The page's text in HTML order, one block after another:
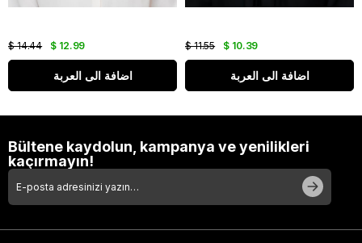
$ 12.99
$ 14.44
اضافة الى العربة
$ 10.39
$ 11.55
اضافة الى العربة
Bültene kaydolun, kampanya ve yenilikleri
kaçırmayın!